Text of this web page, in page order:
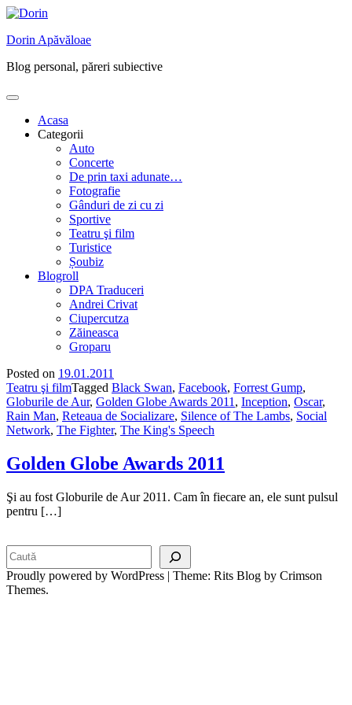
Skip
content
Dorin Apăvăloae
Blog personal, păreri subiective
Acasa
Categorii
Auto
Concerte
De prin taxi adunate…
Fotografie
Gânduri de zi cu zi
Sportive
Teatru şi film
Turistice
Șoubiz
Blogroll
DPA Traduceri
Andrei Crivat
Ciupercutza
Zăineasca
Groparu
Posted on 19.01.2011
Teatru şi filmTagged Black Swan, Facebook, Forrest Gump,
Globurile de Aur, Golden Globe Awards 2011 , Inception, Oscar,
Rain Man, Reteaua de Socializare, Silence of The Lambs, Social
Network, The Fighter, The King's Speech
Golden Globe Awards 2011
Şi au fost Globurile de Aur 2011. Cam în fiecare an, ele sunt pulsul
pentru […]
Proudly powered by WordPress | Theme: Rits Blog by Crimson
Themes.